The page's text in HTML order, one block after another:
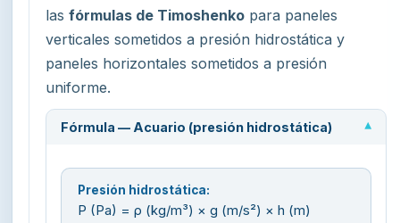
lasfórmulas de Timoshenko para paneles
verticales sometidos a presión hidrostática y
paneles horizontales sometidos a presión
uniforme.
Fórmula — Acuario (presión hidrostática)
Presión hidrostática:
P (Pa) = ρ (kg/m³) × g (m/s²) × h (m)